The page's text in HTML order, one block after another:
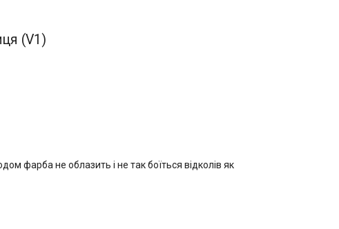
(V1)
фарба не облазить і не так боїться відколів як